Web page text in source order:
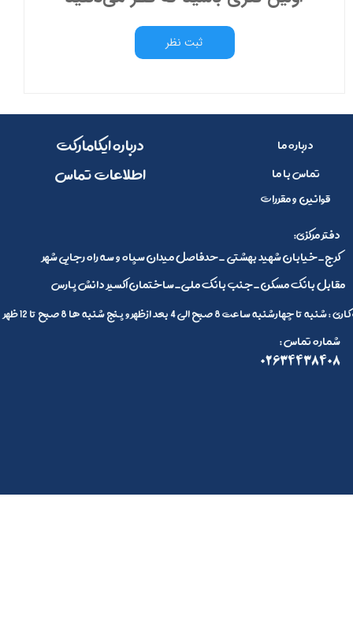
ثبت نظر
درباره ما
تماس با ما
قوانین و مقررات
​​درباره ایکامارکت
​اطلاعات تماس
کرج_خیابان شهید بهشتی _حدفاصل میدان سپاه و سه راه رجایی شهر
مقابل بانک مسکن_جنب بانک ملی_ساختمان اکسیر دانش پارس
:دفتر مرکزی
چهارشنبه ساعت 8 صبح الی 4 بعد ازظهر و پنج شنبه ها 8 صبح تا 12 ظهر
: شماره تماس
02634438408